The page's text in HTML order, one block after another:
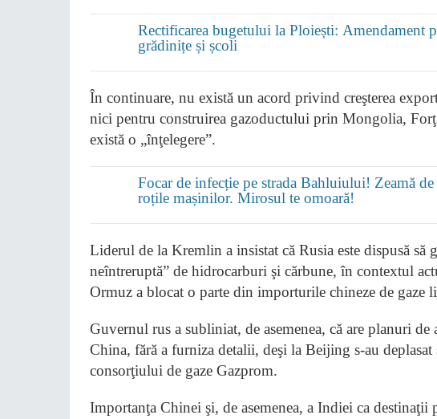
Rectificarea bugetului la Ploiești: Amendament
grădinițe și școli
În continuare, nu există un acord privind creşterea
nici pentru construirea gazoductului prin Mongolia,
există o „înţelegere”.
Focar de infecție pe strada Bahluiului! Zeamă
roțile mașinilor. Mirosul te omoară!
Liderul de la Kremlin a insistat că Rusia este dispusă să
neîntreruptă” de hidrocarburi şi cărbune, în contextul
Ormuz a blocat o parte din importurile chineze de gaze
Guvernul rus a subliniat, de asemenea, că are planuri
China, fără a furniza detalii, deşi la Beijing s-au
consorţiului de gaze Gazprom.
Importanţa Chinei şi, de asemenea, a Indiei ca destinaţii